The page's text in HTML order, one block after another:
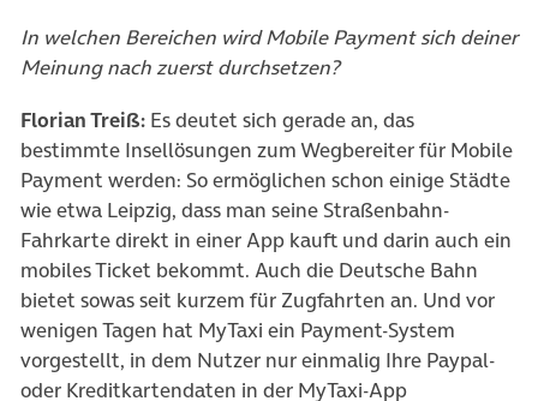
In welchen Bereichen wird Mobile Payment sich deiner
Meinung nach zuerst durchsetzen?
Florian Treiß: Es deutet sich gerade an, das
bestimmte Insellösungen zum Wegbereiter für Mobile
Payment werden: So ermöglichen schon einige Städte
wie etwa Leipzig, dass man seine Straßenbahn-
Fahrkarte direkt in einer App kauft und darin auch ein
mobiles Ticket bekommt. Auch die Deutsche Bahn
bietet sowas seit kurzem für Zugfahrten an. Und vor
wenigen Tagen hat MyTaxi ein Payment-System
vorgestellt, in dem Nutzer nur einmalig Ihre Paypal-
oder Kreditkartendaten in der MyTaxi-App